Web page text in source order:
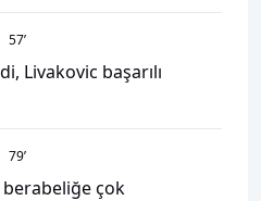
57’
Livakovic başarılı
79’
çok